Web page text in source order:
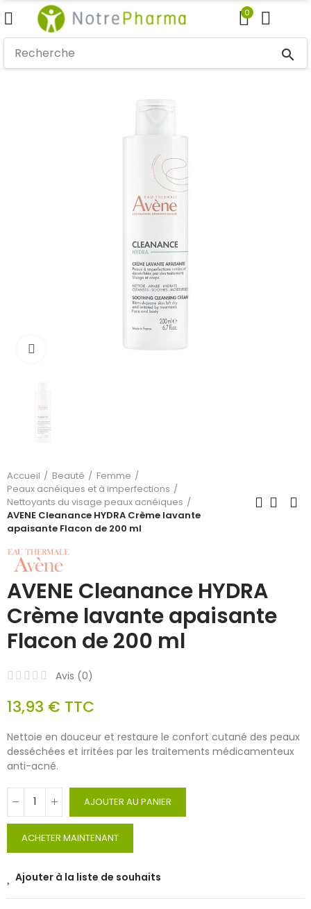
0
search
Cliquez pour agrandir
Accueil Beauté
Femme
Peaux acnéiques et à imperfections
Nettoyants du visage peaux acnéiques
AVENE Cleanance HYDRA Crème lavante
apaisante Flacon de 200 ml
AVENE Cleanance HYDRA
Crème lavante apaisante
Flacon de 200 ml
Avis (0)
13,93 € TTC
Nettoie en douceur et restaure le confort cutané des peaux
desséchées et irritées par les traitements médicamenteux
anti-acné.
AJOUTER AU PANIER
ACHETER MAINTENANT
Ajouter à la liste de souhaits